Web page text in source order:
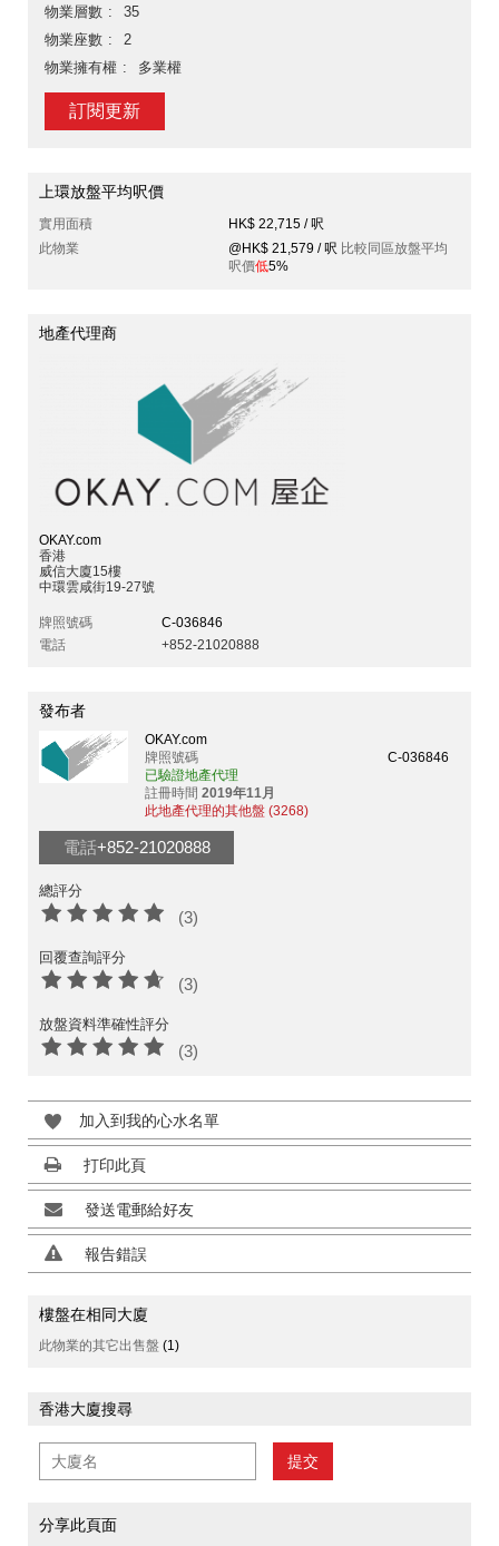
物業層數
35
物業座數
2
物業擁有權
多業權
訂閱更新
上環放盤平均呎價
實用面積
HK$ 22,715 / 呎
此物業
@HK$ 21,579 / 呎 比較同區放盤平均
呎價低5%
地產代理商
OKAY.com
香港
威信大廈15樓
中環雲咸街19-27號
牌照號碼
C-036846
電話
+852-21020888
發布者
OKAY.com
牌照號碼
C-036846
已驗證地產代理
註冊時間 2019年11月
此地產代理的其他盤 (3268)
電話+852-21020888
總評分
(3)
回覆查詢評分
(3)
放盤資料準確性評分
(3)
加入到我的心水名單
打印此頁
發送電郵給好友
報告錯誤
樓盤在相同大廈
此物業的其它出售盤 (1)
香港大廈搜尋
提交
分享此頁面